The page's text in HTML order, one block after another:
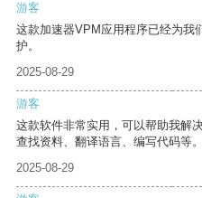
游客
这款加速器VPM应用程序已经为我
护。
2025-08-29
游客
这款软件非常实用，可以帮助我解
查找资料、翻译语言、编写代码等。
2025-08-29